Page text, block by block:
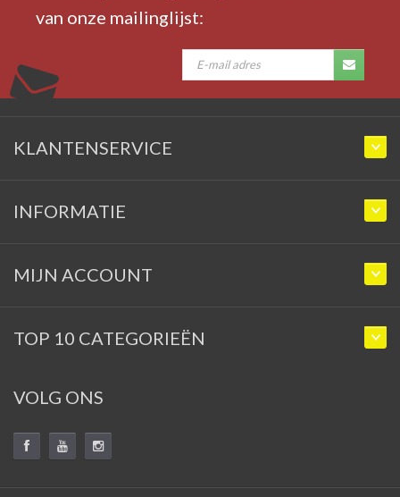
van onze mailinglijst:
KLANTENSERVICE
INFORMATIE
MIJN ACCOUNT
TOP 10 CATEGORIEËN
VOLG ONS